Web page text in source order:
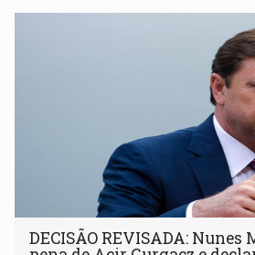
DECISÃO REVISADA: Nunes